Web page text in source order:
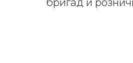
бригад и